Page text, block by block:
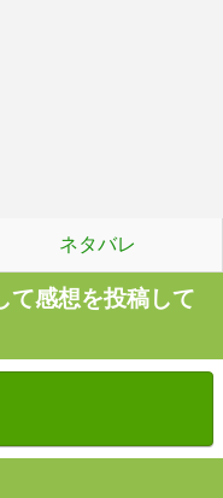
ネタバレ
て感想を投稿して